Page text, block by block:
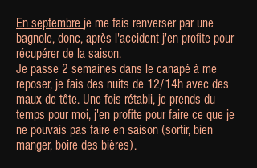
En septembre je me fais renverser par une
bagnole, donc, après l'accident j'en profite pour
récupérer de la saison.
Je passe 2 semaines dans le canapé à me
reposer, je fais des nuits de 12/14h avec des
maux de tête. Une fois rétabli, je prends du
temps pour moi, j'en profite pour faire ce que je
ne pouvais pas faire en saison (sortir, bien
manger, boire des bières).